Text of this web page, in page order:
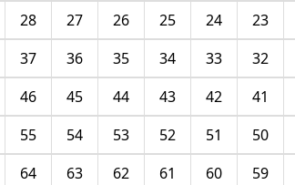
23
24
25
26
27
28
32
33
34
35
36
37
41
42
43
44
45
46
50
51
52
53
54
55
59
60
61
62
63
64